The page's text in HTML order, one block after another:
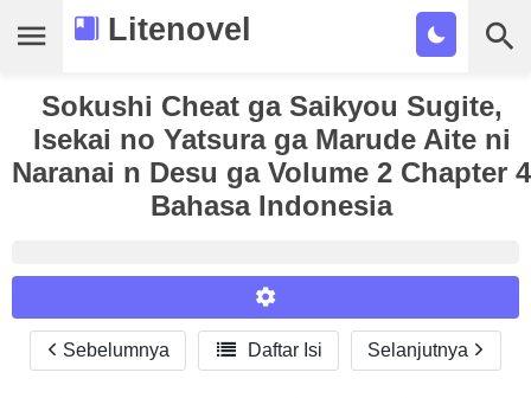
Litenovel
Daftar Novel
Tamat
Cari
Sokushi Cheat ga Saikyou Sugite,
Isekai no Yatsura ga Marude Aite ni
Naranai n Desu ga Volume 2 Chapter 4
Bahasa Indonesia
Reader Settings
Sebelumnya  Daftar Isi Selanjutnya